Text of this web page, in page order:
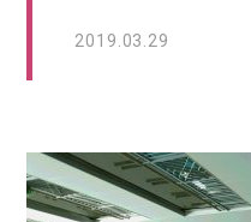
2019.03.29